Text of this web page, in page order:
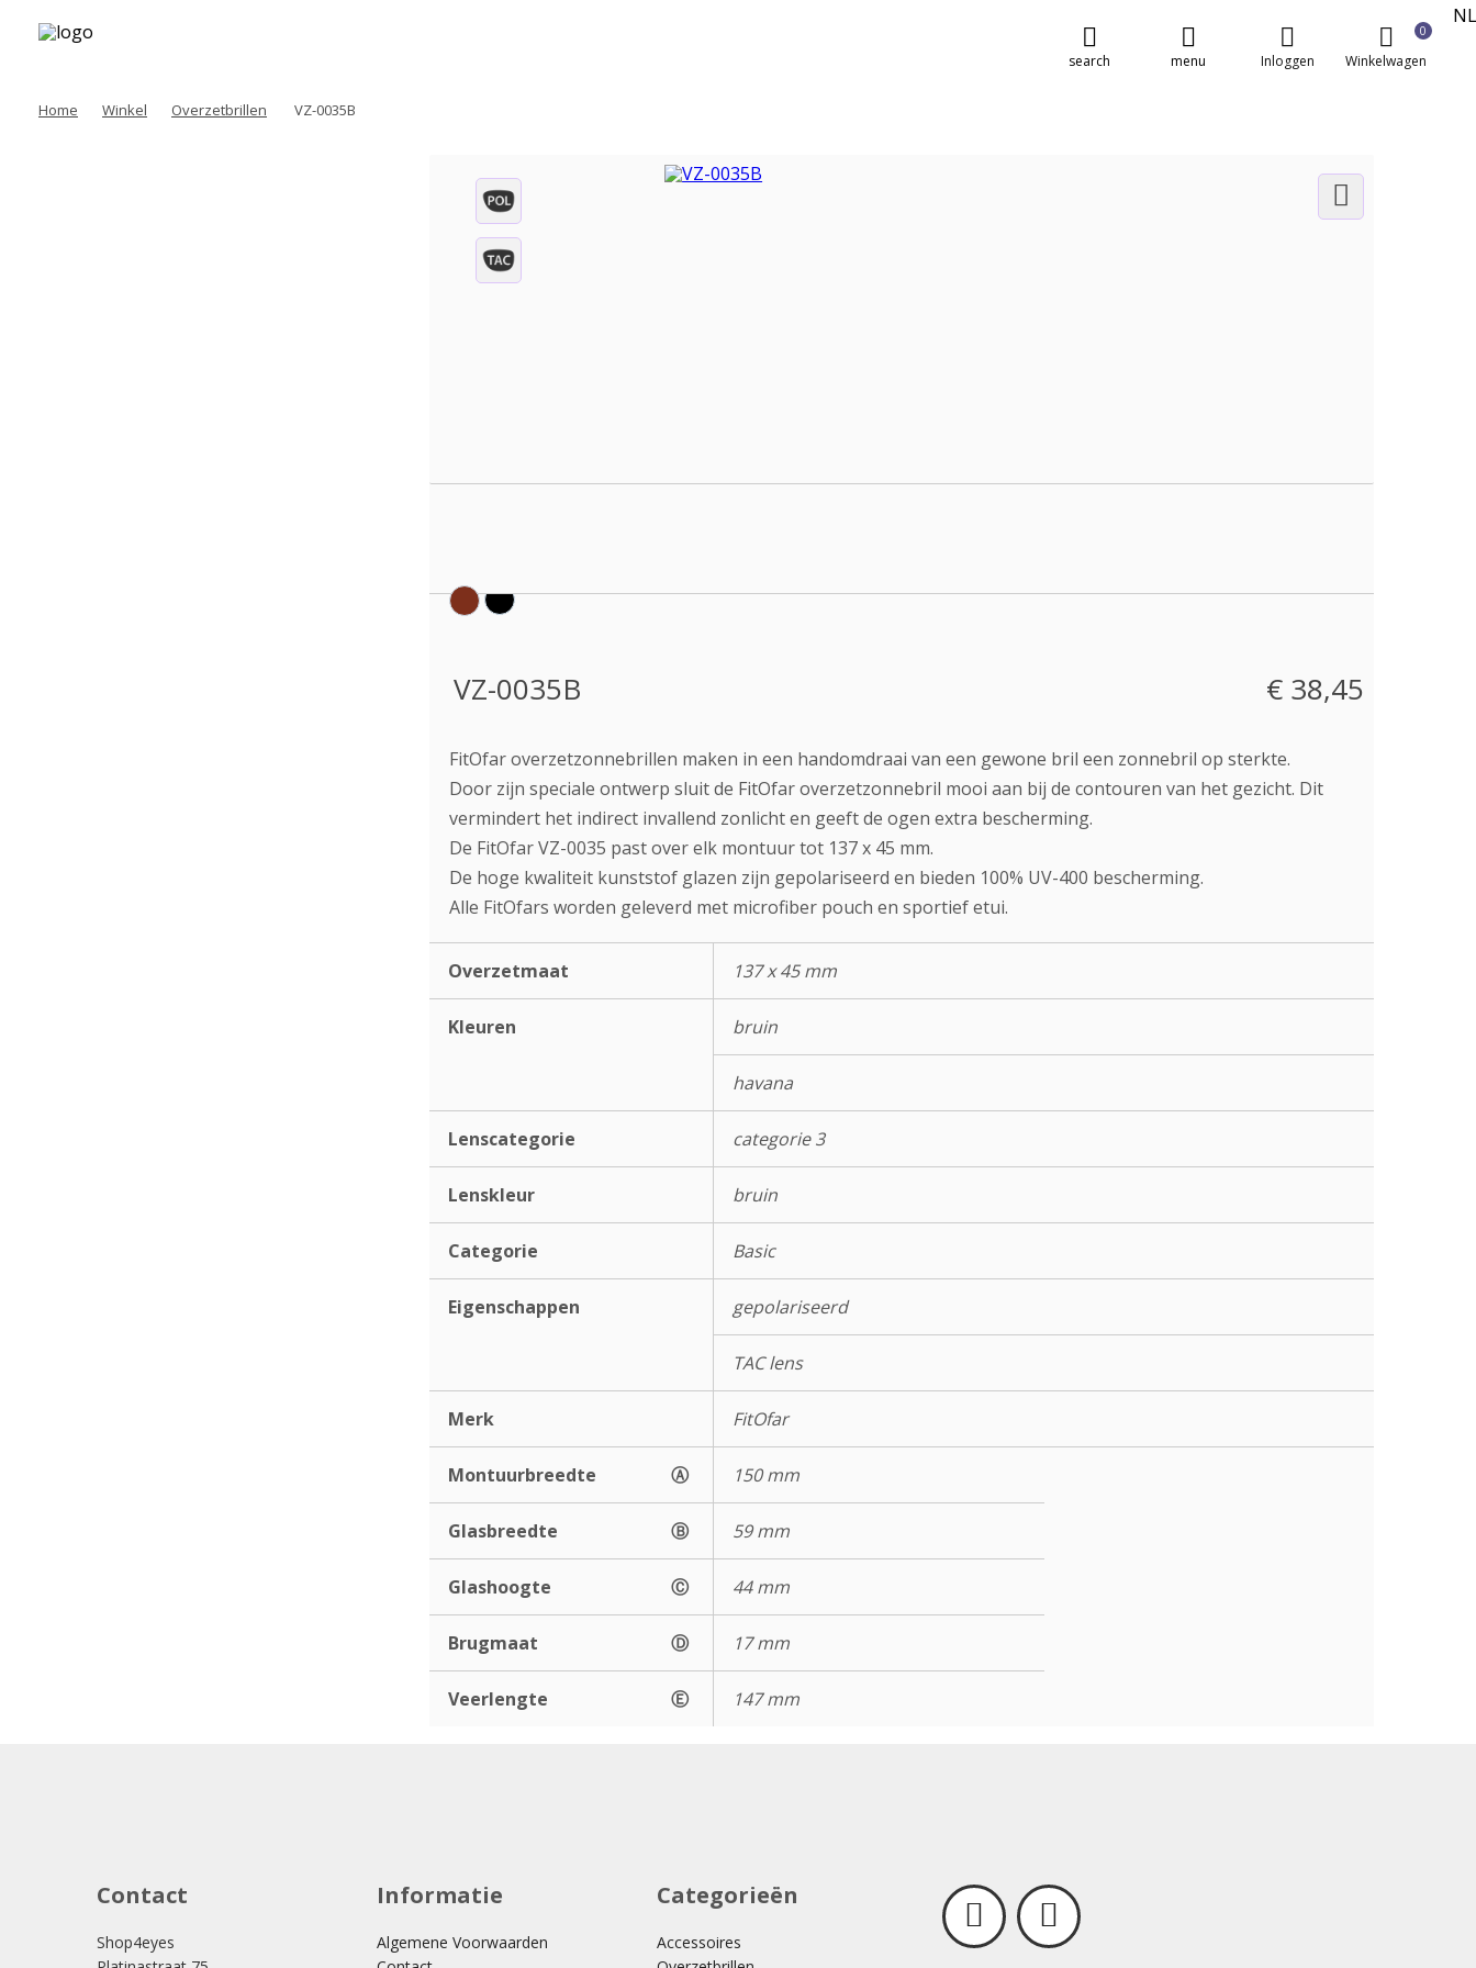
NL
0
Winkelwagen
Inloggen
menu
search
Home Winkel Overzetbrillen VZ-0035B
VZ-0035B € 38,45
FitOfar overzetzonnebrillen maken in een handomdraai van een gewone bril een zonnebril op sterkte.
Door zijn speciale ontwerp sluit de FitOfar overzetzonnebril mooi aan bij de contouren van het gezicht. Dit
vermindert het indirect invallend zonlicht en geeft de ogen extra bescherming.
De FitOfar VZ-0035 past over elk montuur tot 137 x 45 mm.
De hoge kwaliteit kunststof glazen zijn gepolariseerd en bieden 100% UV-400 bescherming.
Alle FitOfars worden geleverd met microfiber pouch en sportief etui.
Overzetmaat 137 x 45 mm
Kleuren bruin
havana
Lenscategorie categorie 3
Lenskleur bruin
Categorie Basic
Eigenschappen gepolariseerd
TAC lens
Merk FitOfar
Montuurbreedte Ⓐ 150 mm
Glasbreedte Ⓑ 59 mm
Glashoogte Ⓒ 44 mm
Brugmaat Ⓓ 17 mm
Veerlengte Ⓔ 147 mm
Contact
Shop4eyes
Informatie
Algemene Voorwaarden
Categorieën
Accessoires